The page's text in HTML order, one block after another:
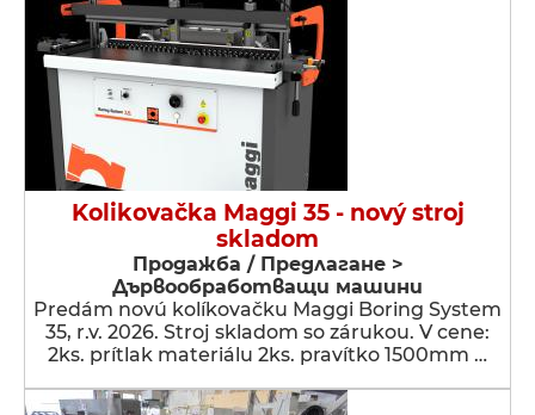
Kolikovačka Maggi 35 - nový stroj
skladom
Продажба / Предлагане >
Дървообработващи машини
Predám novú kolíkovačku Maggi Boring System
35, r.v. 2026. Stroj skladom so zárukou. V cene:
2ks. prítlak materiálu 2ks. pravítko 1500mm …